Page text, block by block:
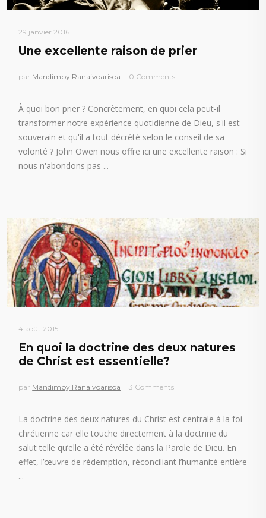
29 janvier 2016
Une excellente raison de prier
par Mandimby Ranaivoarisoa 0 Comments
À quoi bon prier ? Concrètement, en quoi cela peut-il
transformer notre expérience quotidienne de Dieu, s'il est
souverain et qu'il a tout décrété selon le conseil de sa
volonté ? John Owen nous offre ici une excellente raison : Si
nous n'abondons pas
4 août 2015
En quoi la doctrine des deux natures
de Christ est essentielle?
par Mandimby Ranaivoarisoa 3 Comments
La doctrine des deux natures du Christ est centrale à la foi
chrétienne car elle touche directement à la doctrine du
salut telle qu’elle a été révélée dans la Parole de Dieu. En
effet, l’œuvre de rédemption, réconciliant l’humanité entière